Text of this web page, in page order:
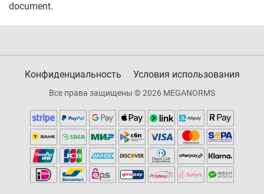
document.
Конфиденциальность Условия использования
Все права защищены © 2026 MEGANORMS